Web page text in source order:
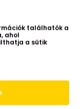
találhatók a
ahol
a sütik